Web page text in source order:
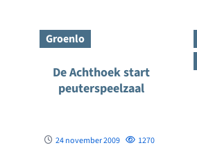
Groenlo
De Achthoek start
peuterspeelzaal
24 november 2009 1270